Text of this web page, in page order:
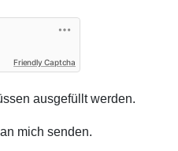
Friendly Captcha
ausgefüllt werden.
mich senden.